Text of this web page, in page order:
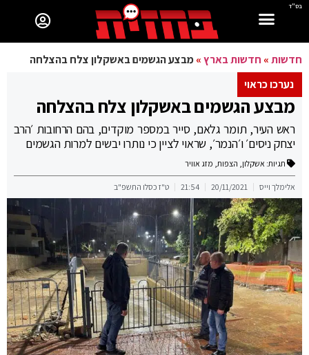
בס"ד
חדשות» חדשות בארץ»מבצע הגשמים באשקלון צלח בהצלחה
נערכו כראוי
מבצע הגשמים באשקלון צלח בהצלחה
ראש העיר, תומר גלאם, סייר במספר מוקדים, בהם הרחובות ׳הרב
יצחק ניסים׳ ו׳הנמר׳, שראוי לציין כי נותרו יבשים למרות הגשמים
תגיות: אשקלון, הצפות, מזג אוויר
אלימלך וייס 20/11/2021
21:54 ט"ז כסלו התשפ"ב